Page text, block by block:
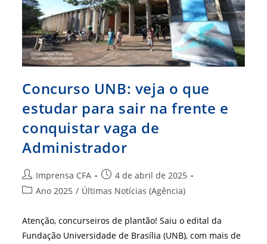
Administração
Concurso UNB: veja o que
estudar para sair na frente e
conquistar vaga de
Administrador
Autor
do
Imprensa CFA
Post
publicado:
4 de abril de 2025
Categoria
post:
Ano 2025 / Últimas Notícias (Agência)
Atenção, concurseiros de plantão! Saiu o edital da
Fundação Universidade de Brasília (UNB), com mais de